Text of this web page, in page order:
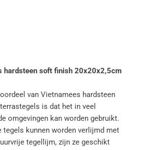
hardsteen soft finish 20x20x2,5cm
van Vietnamees hardsteen
is dat het in veel
omgevingen kan worden gebruikt.
tegels kunnen worden verlijmd met
tegellijm, zijn ze geschikt